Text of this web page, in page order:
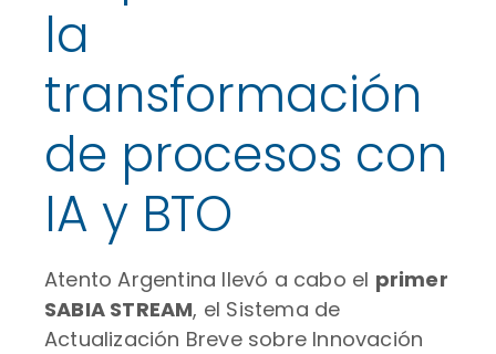
la
transformación
de procesos con
IA y BTO
Atento Argentina llevó a cabo el primer
SABIA STREAM, el Sistema de
Actualización Breve sobre Innovación